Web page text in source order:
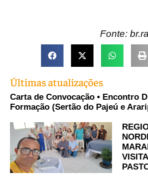
Fonte:
Últimas atualizações
Carta de Convocação • Encontro
Formação (Sertão do Pajeú e